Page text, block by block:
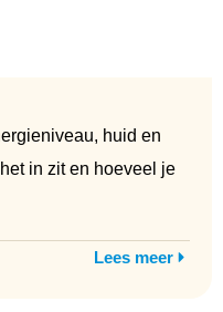
huid en
in zit en hoeveel je
Lees meer